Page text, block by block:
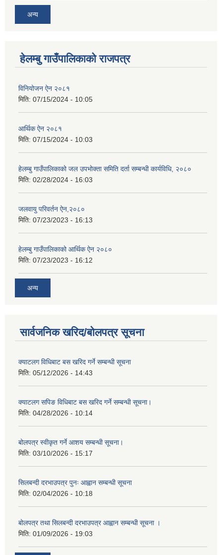
अन्य
हेलम्बु गाउँपालिकाको राजपत्र
विनियोजन ऐन २०८१
मिति: 07/15/2024 - 10:05
आर्थिक ऐन २०८१
मिति: 07/15/2024 - 10:03
हेलम्बु गाउँपालिकाको जल उपभोक्ता समिति दर्ता सम्बन्धी कार्यविधि, २०८०
मिति: 02/28/2024 - 16:03
जलवायु परिवर्तन ऐन,२०८०
मिति: 07/23/2023 - 16:13
हेलम्बु गाउँपालिकाको आर्थिक ऐन २०८०
मिति: 07/23/2023 - 16:12
अन्य
सार्वजनिक खरिद/बोलपत्र सूचना
क्याटलग विधिबाट बस खरिद गर्ने सम्बन्धी सूचना
मिति: 05/12/2026 - 14:43
क्याटलग सपिङ विधिबाट बस खरिद गर्ने सम्बन्धी सूचना।
मिति: 04/28/2026 - 10:14
बोलपत्र स्वीकृत गर्ने आशय सम्बन्धी सूचना।
मिति: 03/10/2026 - 15:17
सिलबन्दी दरभाउपत्र पुनः आह्वान सम्बन्धी सूचना
मिति: 02/04/2026 - 10:18
बोलपत्र तथा सिलबन्दी दरभाउपत्र आह्वान सम्बन्धी सूचना ।
मिति: 01/09/2026 - 19:03